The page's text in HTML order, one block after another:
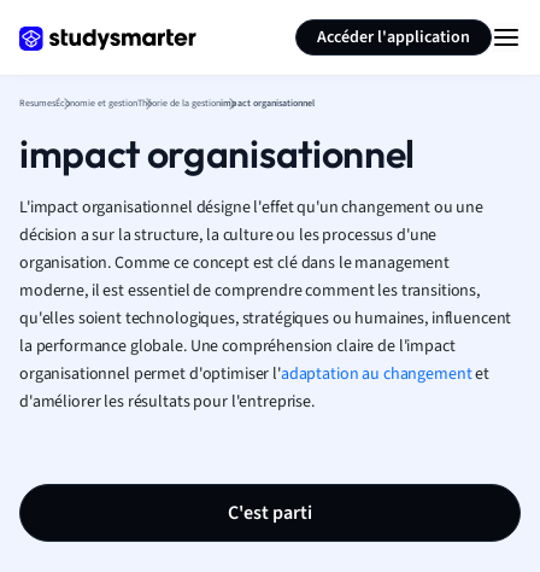
Accéder l'application
ResumesÉconomie et gestionThéorie de la gestionimpact organisationnel
impact organisationnel
L'impact organisationnel désigne l'effet qu'un changement ou une
décision a sur la structure, la culture ou les processus d'une
organisation. Comme ce concept est clé dans le management
moderne, il est essentiel de comprendre comment les transitions,
qu'elles soient technologiques, stratégiques ou humaines, influencent
la performance globale. Une compréhension claire de l'impact
organisationnel permet d'optimiser l'adaptation au changementet
d'améliorer les résultats pour l'entreprise.
C'est parti
Résumer la page